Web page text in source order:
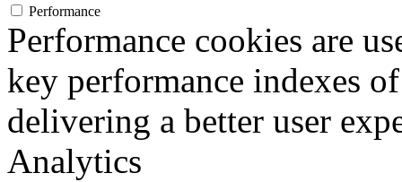
Performance
Performance cookies are
key performance indexes
delivering a better user
Analytics